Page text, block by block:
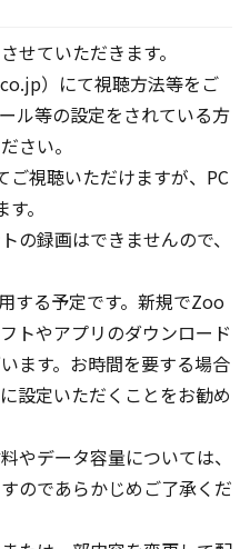
せていただきます。
）にて視聴方法等をご
ル等の設定をされている方
さい。
ご視聴いただけますが、PC
。
の録画はできませんので、
する予定です。新規でZoo
トやアプリのダウンロード
ます。お時間を要する場合
設定いただくことをお勧め
やデータ容量については、
のであらかじめご了承くだ